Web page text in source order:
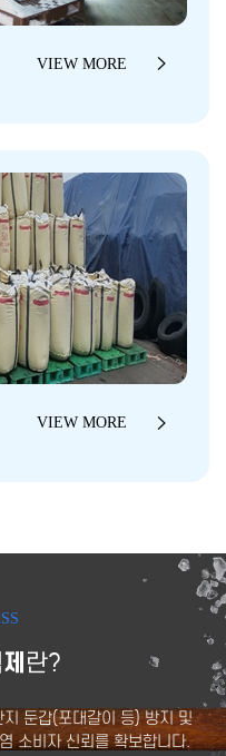
VIEW MORE
VIEW MORE
란?
둔갑(포대갈이 등) 방지 및
소비자 신뢰를 확보합니다.